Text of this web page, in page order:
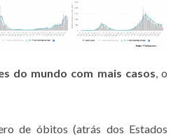
do mundo com mais casos , o
de óbitos (atrás dos Estados